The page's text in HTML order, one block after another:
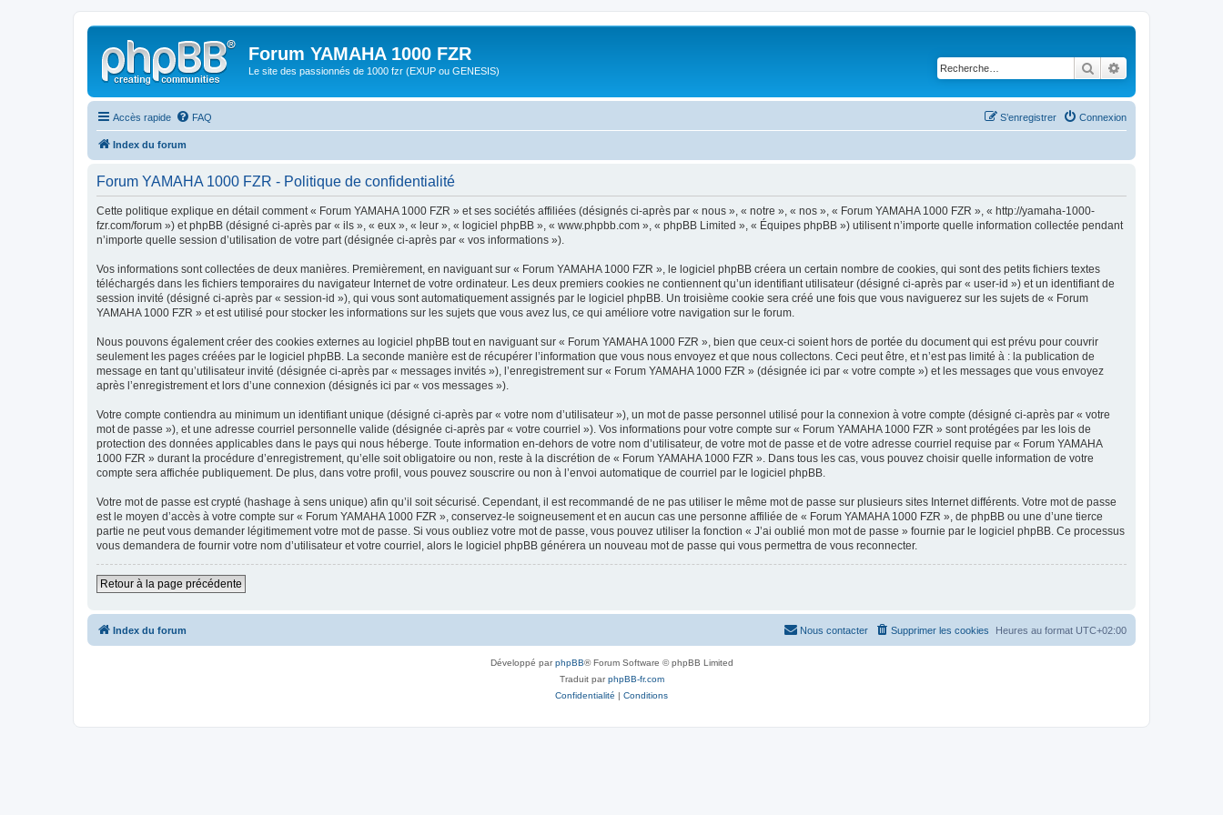
Forum YAMAHA 1000 FZR
Le site des passionnés de 1000 fzr (EXUP ou GENESIS) Rechercher
Accès rapide FAQ Connexion
S’enregistrer
Index du forum
Forum YAMAHA 1000 FZR - Politique de confidentialité
Cette politique explique en détail comment « Forum YAMAHA 1000 FZR » et ses sociétés affiliées (désignés ci-après par « nous », « notre », « nos », « Forum YAMAHA 1000 FZR », « http://yamaha-1000-
fzr.com/forum ») et phpBB (désigné ci-après par « ils », « eux », « leur », « logiciel phpBB », « www.phpbb.com », « phpBB Limited », « Équipes phpBB ») utilisent n’importe quelle information collectée pendant
n’importe quelle session d’utilisation de votre part (désignée ci-après par « vos informations »).
Vos informations sont collectées de deux manières. Premièrement, en naviguant sur « Forum YAMAHA 1000 FZR », le logiciel phpBB créera un certain nombre de cookies, qui sont des petits fichiers textes
téléchargés dans les fichiers temporaires du navigateur Internet de votre ordinateur. Les deux premiers cookies ne contiennent qu’un identifiant utilisateur (désigné ci-après par « user-id ») et un identifiant de
session invité (désigné ci-après par « session-id »), qui vous sont automatiquement assignés par le logiciel phpBB. Un troisième cookie sera créé une fois que vous naviguerez sur les sujets de « Forum
YAMAHA 1000 FZR » et est utilisé pour stocker les informations sur les sujets que vous avez lus, ce qui améliore votre navigation sur le forum.
Nous pouvons également créer des cookies externes au logiciel phpBB tout en naviguant sur « Forum YAMAHA 1000 FZR », bien que ceux-ci soient hors de portée du document qui est prévu pour couvrir
seulement les pages créées par le logiciel phpBB. La seconde manière est de récupérer l’information que vous nous envoyez et que nous collectons. Ceci peut être, et n’est pas limité à : la publication de
message en tant qu’utilisateur invité (désignée ci-après par « messages invités »), l’enregistrement sur « Forum YAMAHA 1000 FZR » (désignée ici par « votre compte ») et les messages que vous envoyez
après l’enregistrement et lors d’une connexion (désignés ici par « vos messages »).
Votre compte contiendra au minimum un identifiant unique (désigné ci-après par « votre nom d’utilisateur »), un mot de passe personnel utilisé pour la connexion à votre compte (désigné ci-après par « votre
mot de passe »), et une adresse courriel personnelle valide (désignée ci-après par « votre courriel »). Vos informations pour votre compte sur « Forum YAMAHA 1000 FZR » sont protégées par les lois de
protection des données applicables dans le pays qui nous héberge. Toute information en-dehors de votre nom d’utilisateur, de votre mot de passe et de votre adresse courriel requise par « Forum YAMAHA
1000 FZR » durant la procédure d’enregistrement, qu’elle soit obligatoire ou non, reste à la discrétion de « Forum YAMAHA 1000 FZR ». Dans tous les cas, vous pouvez choisir quelle information de votre
compte sera affichée publiquement. De plus, dans votre profil, vous pouvez souscrire ou non à l’envoi automatique de courriel par le logiciel phpBB.
Votre mot de passe est crypté (hashage à sens unique) afin qu’il soit sécurisé. Cependant, il est recommandé de ne pas utiliser le même mot de passe sur plusieurs sites Internet différents. Votre mot de passe
est le moyen d’accès à votre compte sur « Forum YAMAHA 1000 FZR », conservez-le soigneusement et en aucun cas une personne affiliée de « Forum YAMAHA 1000 FZR », de phpBB ou une d’une tierce
partie ne peut vous demander légitimement votre mot de passe. Si vous oubliez votre mot de passe, vous pouvez utiliser la fonction « J’ai oublié mon mot de passe » fournie par le logiciel phpBB. Ce processus
vous demandera de fournir votre nom d’utilisateur et votre courriel, alors le logiciel phpBB générera un nouveau mot de passe qui vous permettra de vous reconnecter.
Retour à la page précédente
Index du forum Heures au format UTC+02:00
Supprimer les cookies
Nous contacter
Développé parphpBB® Forum Software © phpBB Limited
Traduit parphpBB-fr.com
Confidentialité | Conditions